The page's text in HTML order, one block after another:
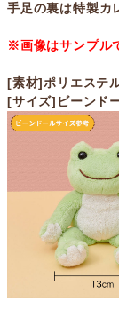
手足の裏は特製カ
※画像はサンプル
[素材]ポリエステ
[サイズ]ビーンド